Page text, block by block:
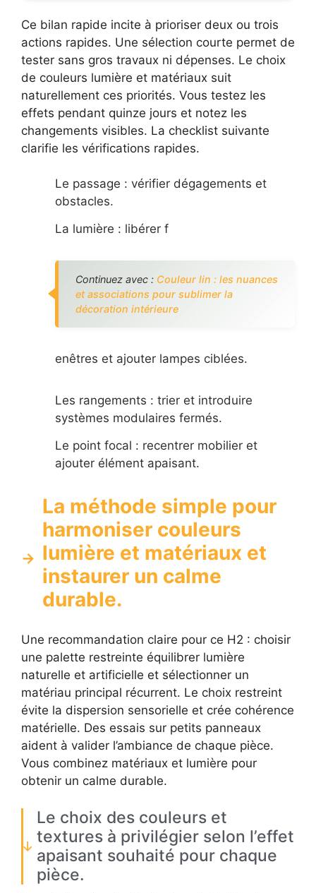
Ce bilan rapide incite à prioriser deux ou trois
actions rapides. Une sélection courte permet de
tester sans gros travaux ni dépenses. Le choix
de couleurs lumière et matériaux suit
naturellement ces priorités. Vous testez les
effets pendant quinze jours et notez les
changements visibles. La checklist suivante
clarifie les vérifications rapides.
Le passage : vérifier dégagements et
obstacles.
La lumière : libérer f
Continuez avec : Couleur lin : les nuances
et associations pour sublimer la
décoration intérieure
enêtres et ajouter lampes ciblées.
Les rangements : trier et introduire
systèmes modulaires fermés.
Le point focal : recentrer mobilier et
ajouter élément apaisant.
La méthode simple pour
harmoniser couleurs
lumière et matériaux et
instaurer un calme
durable.
Une recommandation claire pour ce H2 : choisir
une palette restreinte équilibrer lumière
naturelle et artificielle et sélectionner un
matériau principal récurrent. Le choix restreint
évite la dispersion sensorielle et crée cohérence
matérielle. Des essais sur petits panneaux
aident à valider l’ambiance de chaque pièce.
Vous combinez matériaux et lumière pour
obtenir un calme durable.
Le choix des couleurs et
textures à privilégier selon l’effet
apaisant souhaité pour chaque
pièce.